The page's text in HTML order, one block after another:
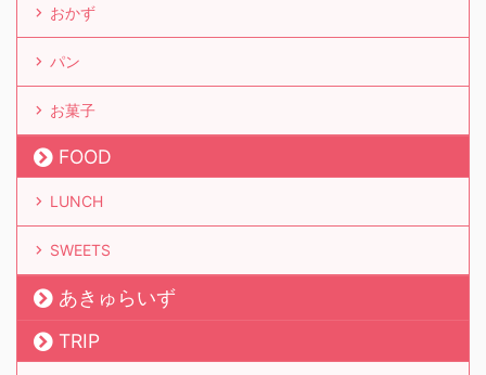
おかず
パン
お菓子
FOOD
LUNCH
SWEETS
あきゅらいず
TRIP